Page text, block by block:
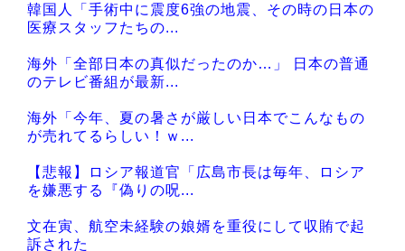
韓国人「手術中に震度6強の地震、その時の日本の
医療スタッフたちの...
海外「全部日本の真似だったのか…」 日本の普通
のテレビ番組が最新...
海外「今年、夏の暑さが厳しい日本でこんなもの
が売れてるらしい！ｗ...
【悲報】ロシア報道官「広島市長は毎年、ロシア
を嫌悪する『偽りの呪...
文在寅、航空未経験の娘婿を重役にして収賄で起
訴された